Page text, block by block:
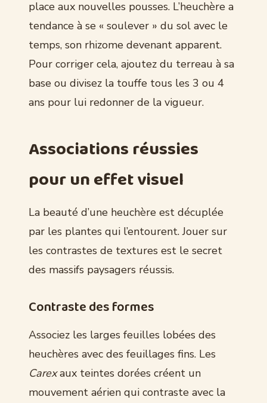
place aux nouvelles pousses. L’heuchère a
tendance à se « soulever » du sol avec le
temps, son rhizome devenant apparent.
Pour corriger cela, ajoutez du terreau à sa
base ou divisez la touffe tous les 3 ou 4
ans pour lui redonner de la vigueur.
Associations réussies
pour un effet visuel
La beauté d’une heuchère est décuplée
par les plantes qui l’entourent. Jouer sur
les contrastes de textures est le secret
des massifs paysagers réussis.
Contraste des formes
Associez les larges feuilles lobées des
heuchères avec des feuillages fins. Les
Carexaux teintes dorées créent un
mouvement aérien qui contraste avec la